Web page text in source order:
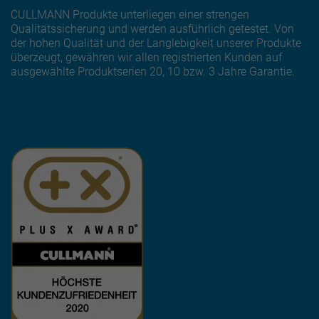
CULLMANN Produkte unterliegen einer strengen
Qualitätssicherung und werden ausführlich getestet. Von
der hohen Qualität und der Langlebigkeit unserer Produkte
überzeugt, gewähren wir allen registrierten Kunden auf
ausgewählte Produktserien 20, 10 bzw. 3 Jahre Garantie.